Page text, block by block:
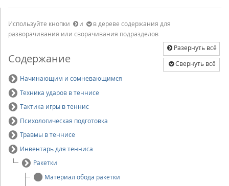
Используйте кнопки и
в дереве содержания для
разворачивания или сворачивания подразделов
Разернуть всё
Свернуть всё
Содержание
Начинающим и сомневающимся
Техника ударов в теннисе
Тактика игры в теннис
Психологическая подготовка
Травмы в теннисе
Инвентарь для тенниса
Ракетки
Материал обода ракетки